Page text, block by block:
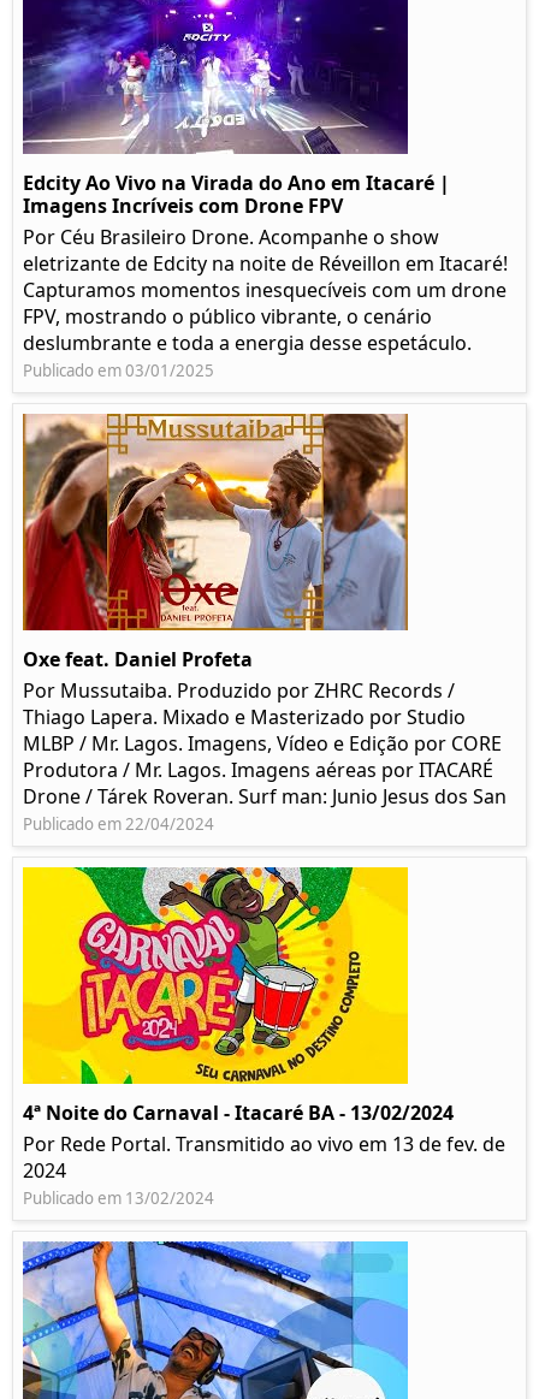
Edcity Ao Vivo na Virada do Ano em Itacaré |
Imagens Incríveis com Drone FPV
Por Céu Brasileiro Drone. Acompanhe o show
eletrizante de Edcity na noite de Réveillon em Itacaré!
Capturamos momentos inesquecíveis com um drone
FPV, mostrando o público vibrante, o cenário
deslumbrante e toda a energia desse espetáculo.
Publicado em 03/01/2025
Oxe feat. Daniel Profeta
Por Mussutaiba. Produzido por ZHRC Records /
Thiago Lapera. Mixado e Masterizado por Studio
MLBP / Mr. Lagos. Imagens, Vídeo e Edição por CORE
Produtora / Mr. Lagos. Imagens aéreas por ITACARÉ
Drone / Tárek Roveran. Surf man: Junio Jesus dos San
Publicado em 22/04/2024
4ª Noite do Carnaval - Itacaré BA - 13/02/2024
Por Rede Portal. Transmitido ao vivo em 13 de fev. de
2024
Publicado em 13/02/2024